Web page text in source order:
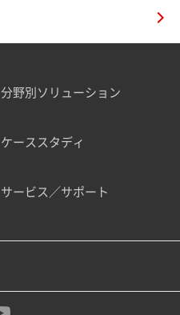
分野別ソリューション
ケーススタディ
サービス／サポート